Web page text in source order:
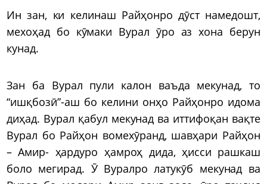
Ин зан, ки келинаш Райҳонро дӯст намедошт,
мехоҳад бо кӯмаки Вурал ӯро аз хона берун
кунад.
Зан ба Вурал пули калон ваъда мекунад, то
“ишқбозӣ”-аш бо келини онҳо Райҳонро идома
диҳад. Вурал қабул мекунад ва иттифоқан вақте
Вурал бо Райҳон вомехӯранд, шавҳари Райҳон
– Амир- ҳардуро ҳамроҳ дида, ҳисси рашкаш
боло мегирад. Ӯ Вуралро латукӯб мекунад ва